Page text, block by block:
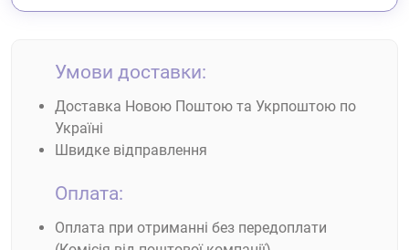
Умови доставки:
Доставка Новою Поштою та Укрпоштою по
Україні
Швидке відправлення
Оплата:
Оплата при отриманні без передоплати